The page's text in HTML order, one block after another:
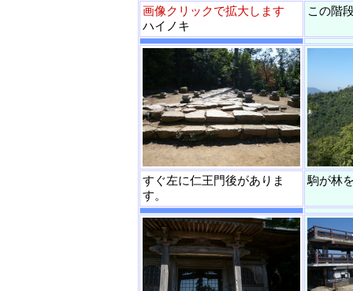
画像クリックで拡大します
ハイノキ
この階
すぐ左に仁王門後がありま
す。
駒が林